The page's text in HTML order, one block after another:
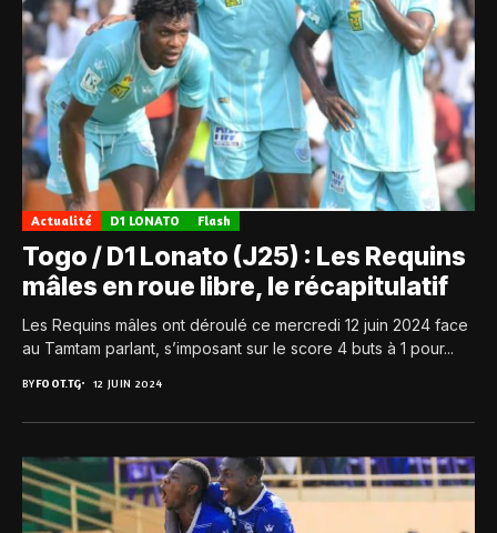
Actualité D1 LONATO Flash
Togo / D1 Lonato (J25) : Les Requins
mâles en roue libre, le récapitulatif
Les Requins mâles ont déroulé ce mercredi 12 juin 2024 face
au Tamtam parlant, s’imposant sur le score 4 buts à 1 pour...
BYFOOT.TG 12 JUIN 2024